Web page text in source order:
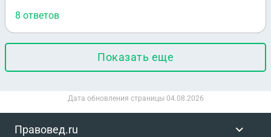
8 ответов
Показать еще
Дата обновления страницы 04.08.2026
Правовед.ru